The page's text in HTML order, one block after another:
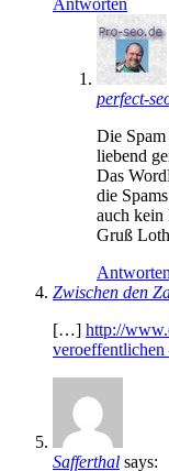
perfect-
Die
liebend
Das
die
auch kein
Gruß
Antworten
Zwischen den
[…] http://
veroeffentlichen
Safferthal says: